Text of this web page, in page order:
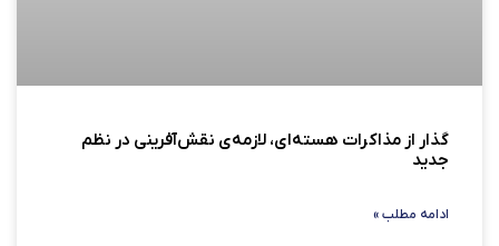
گذار از مذاکرات هسته‌ای، لازمه‌ی نقش‌آفرینی در نظم
جدید
ادامه مطلب »